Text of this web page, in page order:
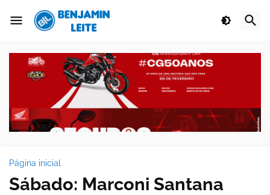
Página inicial
Sábado: Marconi Santana